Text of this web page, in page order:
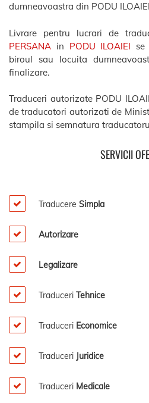
dumneavoastra din PODU
Livrare pentru lucrari de
PERSANA in PODU ILOAIEI
biroul sau locuita
finalizare.
Traduceri autorizate PODU
de traducatori autorizati de
stampila si semnatura
SERVICII
Traducere Simpla
Autorizare
Legalizare
Traduceri Tehnice
Traduceri Economice
Traduceri Juridice
Traduceri Medicale